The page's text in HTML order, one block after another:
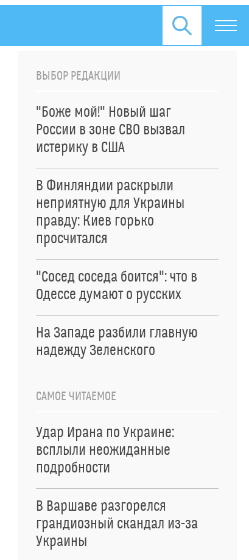
ВЫБОР РЕДАКЦИИ
"Боже мой!" Новый шаг
России в зоне СВО вызвал
истерику в США
В Финляндии раскрыли
неприятную для Украины
правду: Киев горько
просчитался
"Сосед соседа боится": что в
Одессе думают о русских
На Западе разбили главную
надежду Зеленского
САМОЕ ЧИТАЕМОЕ
Удар Ирана по Украине:
всплыли неожиданные
подробности
В Варшаве разгорелся
грандиозный скандал из-за
Украины